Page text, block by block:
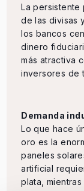
La persistente
de las divisas
los bancos
dinero
más atractiva
inversores de
Demanda
Lo que hace
oro es la
paneles
artificial
plata,